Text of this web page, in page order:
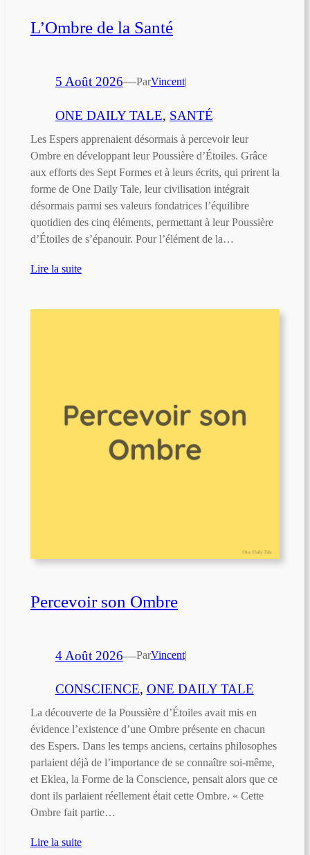
L’Ombre de la Santé
5 Août 2026—ParVincent|
ONE DAILY TALE, SANTÉ
Les Espers apprenaient désormais à percevoir leur
Ombre en développant leur Poussière d’Étoiles. Grâce
aux efforts des Sept Formes et à leurs écrits, qui prirent la
forme de One Daily Tale, leur civilisation intégrait
désormais parmi ses valeurs fondatrices l’équilibre
quotidien des cinq éléments, permettant à leur Poussière
d’Étoiles de s’épanouir. Pour l’élément de la…
Lire la suite
Percevoir son Ombre
4 Août 2026—ParVincent|
CONSCIENCE, ONE DAILY TALE
La découverte de la Poussière d’Étoiles avait mis en
évidence l’existence d’une Ombre présente en chacun
des Espers. Dans les temps anciens, certains philosophes
parlaient déjà de l’importance de se connaître soi-même,
et Eklea, la Forme de la Conscience, pensait alors que ce
dont ils parlaient réellement était cette Ombre. « Cette
Ombre fait partie…
Lire la suite